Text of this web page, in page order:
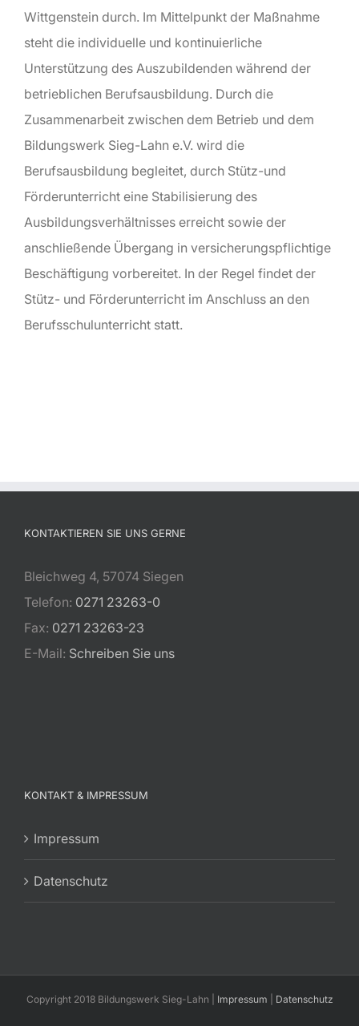
Wittgenstein durch. Im Mittelpunkt der Maßnahme
steht die individuelle und kontinuierliche
Unterstützung des Auszubildenden während der
betrieblichen Berufsausbildung. Durch die
Zusammenarbeit zwischen dem Betrieb und dem
Bildungswerk Sieg-Lahn e.V. wird die
Berufsausbildung begleitet, durch Stütz-und
Förderunterricht eine Stabilisierung des
Ausbildungsverhältnisses erreicht sowie der
anschließende Übergang in versicherungspflichtige
Beschäftigung vorbereitet. In der Regel findet der
Stütz- und Förderunterricht im Anschluss an den
Berufsschulunterricht statt.
KONTAKTIEREN SIE UNS GERNE
Bleichweg 4, 57074 Siegen
Telefon: 0271 23263-0
Fax: 0271 23263-23
E-Mail: Schreiben Sie uns
KONTAKT & IMPRESSUM
Impressum
Datenschutz
Copyright 2018 Bildungswerk Sieg-Lahn | Impressum Datenschutz